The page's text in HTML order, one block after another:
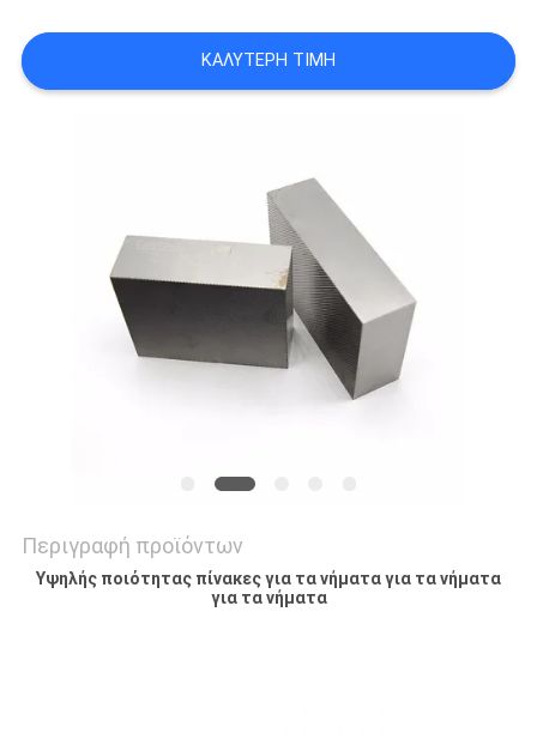
ΑΠΌΣΠΑΣΜΑ
SITEMAP
ΑΠΟΡΡΉΤΟΥ
ΚΑΛΎΤΕΡΗ ΤΙΜΉ
Περιγραφή προϊόντων
Υψηλής ποιότητας πίνακες για τα νήματα για τα νήματα
για τα νήματα